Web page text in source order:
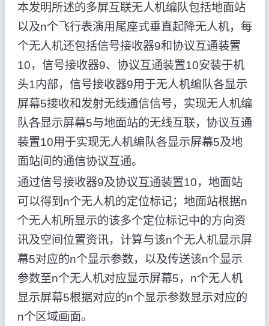
本发明所述的多屏互联无人机编队包括地面站
以及n个飞行表演用尾座式垂直起降无人机，每
个无人机还包括信号接收器9和协议互通装置
10，信号接收器9、协议互通装置10安装于机
头1内部，信号接收器9用于无人机编队各显示
屏幕5接收和发射无线通信信号，实现无人机编
队各显示屏幕5与地面站的无线互联，协议互通
装置10用于实现无人机编队各显示屏幕5及地
面站间的通信协议互通。
通过信号接收器9及协议互通装置10，地面站
可以得到n个无人机的定位标记；地面站根据n
个无人机所显示的该多个定位标记中的方向资
讯及空间位置资讯，计算与该n个无人机显示屏
幕5对应的n个显示参数，以及传送该n个显示
参数至n个无人机对应显示屏幕5，n个无人机
显示屏幕5根据对应的n个显示参数显示对应的
n个区域画面。